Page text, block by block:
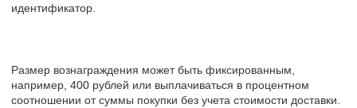
идентификатор.
Размер вознаграждения может быть фиксированным,
например, 400 рублей или выплачиваться в процентном
соотношении от суммы покупки без учета стоимости доставки.